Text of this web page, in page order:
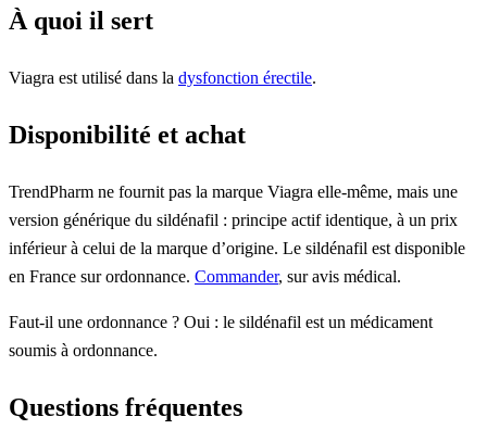
À quoi il sert
Viagra est utilisé dans la dysfonction érectile.
Disponibilité et achat
TrendPharm ne fournit pas la marque Viagra elle-même, mais une
version générique du sildénafil : principe actif identique, à un prix
inférieur à celui de la marque d’origine. Le sildénafil est disponible
en France sur ordonnance. Commander, sur avis médical.
Faut-il une ordonnance ? Oui : le sildénafil est un médicament
soumis à ordonnance.
Questions fréquentes